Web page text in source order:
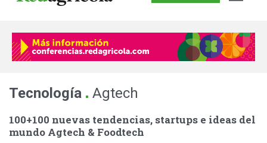
Tecnología . Agtech
100+100 nuevas tendencias, startups e ideas del
mundo Agtech & Foodtech